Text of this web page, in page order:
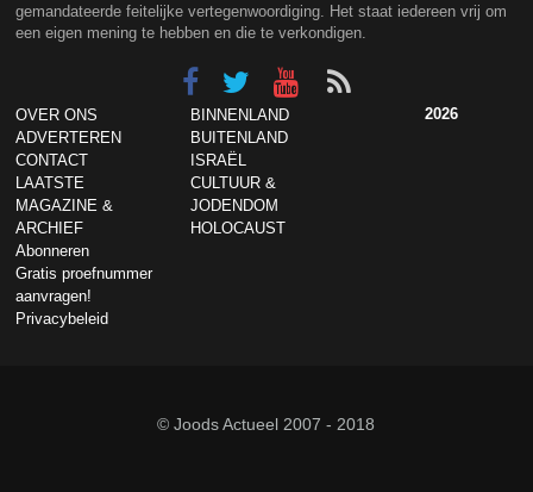
gemandateerde feitelijke vertegenwoordiging. Het staat iedereen vrij om
een eigen mening te hebben en die te verkondigen.
OVER ONS
ADVERTEREN
CONTACT
LAATSTE
MAGAZINE &
ARCHIEF
Abonneren
Gratis proefnummer
aanvragen!
Privacybeleid
BINNENLAND
BUITENLAND
ISRAËL
CULTUUR &
JODENDOM
HOLOCAUST
2026
© Joods Actueel 2007 - 2018